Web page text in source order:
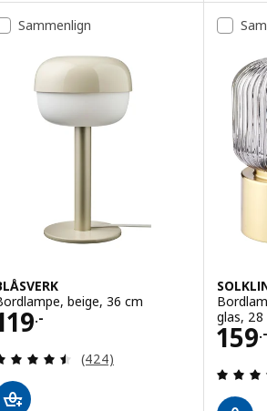
Sammenlign
beige, 36 cm
.-119.-
Anmeld: 4.5 ud af 5
(424)
glas, 28
159.-
Pris